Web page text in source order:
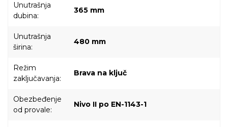
Unutrašnja
dubina:
365 mm
Unutrašnja
širina:
480 mm
Režim
zaključavanja:
Brava na ključ
Obezbeđenje
od provale:
Nivo II po EN-1143-1